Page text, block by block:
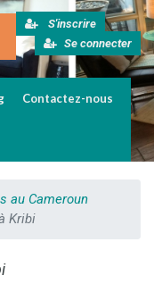
S'inscrire
Se connecter
Contactez-nous
au Cameroun
Kribi